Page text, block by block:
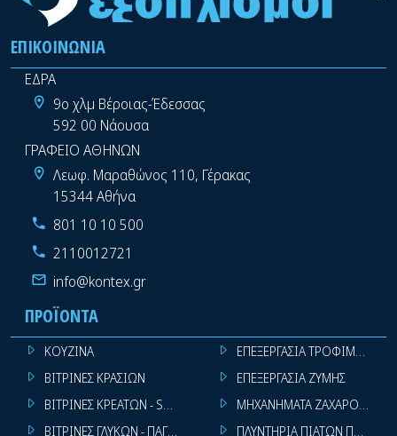
ΕΠΙΚΟΙΝΩΝΊΑ
ΕΔΡΑ
9ο χλμ Βέροιας-Έδεσσας
592 00 Νάουσα
ΓΡΑΦΕΙΟ ΑΘΗΝΩΝ
Λεωφ. Μαραθώνος 110, Γέρακας
15344 Αθήνα
801 10 10 500
2110012721
info@kontex.gr
ΠΡΟΪΌΝΤΑ
ΚΟΥΖΙΝΑ
ΒΙΤΡΙΝΕΣ ΚΡΑΣΙΩΝ
ΒΙΤΡΙΝΕΣ ΚΡΕΑΤΩΝ - SUPER MARKET
ΒΙΤΡΙΝΕΣ ΓΛΥΚΩΝ - ΠΑΓΩΤΩΝ
ΕΠΕΞΕΡΓΑΣΙΑ ΤΡΟΦΙΜΩΝ
ΕΠΕΞΕΡΓΑΣΙΑ ΖΥΜΗΣ
ΜΗΧΑΝΗΜΑΤΑ
ΠΛΥΝΤΗΡΙΑ ΠΙΑΤΩΝ